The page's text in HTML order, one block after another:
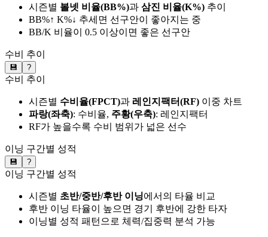
시즌별 볼넷 비율(BB%)과 삼진 비율(K%) 추이
BB%↑ K%↓ 추세면 선구안이 좋아지는 중
BB/K 비율이 0.5 이상이면 좋은 선구안
수비 추이
💾 ?
수비 추이
시즌별 수비율(FPCT)과 레인지팩터(RF) 이중 차트
파랑(좌축): 수비율, 주황(우축): 레인지팩터
RF가 높을수록 수비 범위가 넓은 선수
이닝 구간별 성적
💾 ?
이닝 구간별 성적
시즌별 초반/중반/후반 이닝에서의 타율 비교
후반 이닝 타율이 높으면 경기 후반에 강한 타자
이닝별 성적 패턴으로 체력/집중력 분석 가능